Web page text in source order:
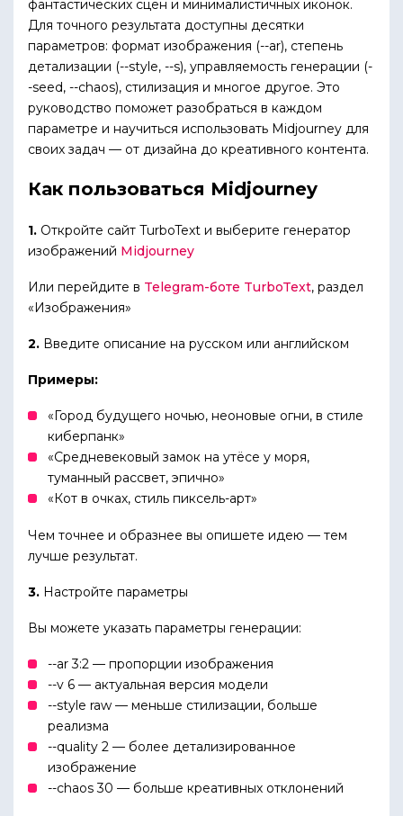
фантастических сцен и минималистичных иконок.
Для точного результата доступны десятки
параметров: формат изображения (--ar), степень
детализации (--style, --s), управляемость генерации (-
-seed, --chaos), стилизация и многое другое. Это
руководство поможет разобраться в каждом
параметре и научиться использовать Midjourney для
своих задач — от дизайна до креативного контента.
Как пользоваться Midjourney
1. Откройте сайт TurboText и выберите генератор
изображений Midjourney
Или перейдите в Telegram-боте TurboText, раздел
«Изображения»
2. Введите описание на русском или английском
Примеры:
«Город будущего ночью, неоновые огни, в стиле
киберпанк»
«Средневековый замок на утёсе у моря,
туманный рассвет, эпично»
«Кот в очках, стиль пиксель-арт»
Чем точнее и образнее вы опишете идею — тем
лучше результат.
3. Настройте параметры
Вы можете указать параметры генерации:
--ar 3:2 — пропорции изображения
--v 6 — актуальная версия модели
--style raw — меньше стилизации, больше
реализма
--quality 2 — более детализированное
изображение
--chaos 30 — больше креативных отклонений